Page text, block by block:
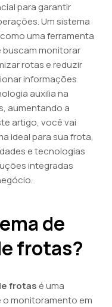
para garantir
Um sistema
uma ferramenta
buscam monitorar
rotas e reduzir
informações
auxilia na
aumentando a
artigo, você vai
ideal para sua frota,
e tecnologias
integradas
de
frotas?
frotas é uma
monitoramento em